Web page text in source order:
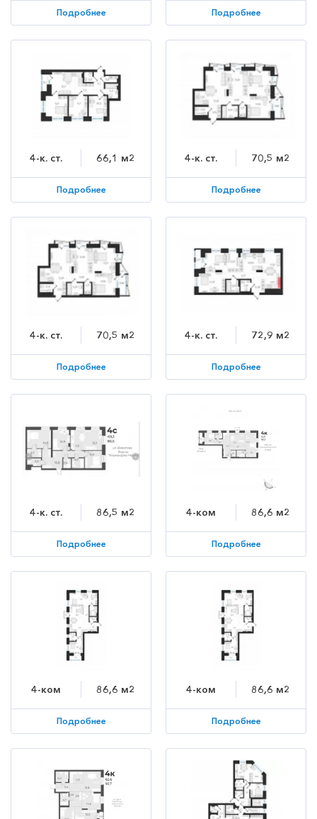
Подробнее Подробнее
4-к. ст. 66,1 м2
Подробнее
4-к. ст. 70,5 м2
Подробнее
4-к. ст. 70,5 м2
Подробнее
4-к. ст. 72,9 м2
Подробнее
4-к. ст. 86,5 м2
Подробнее
4-ком 86,6 м2
Подробнее
4-ком 86,6 м2
Подробнее
4-ком 86,6 м2
Подробнее